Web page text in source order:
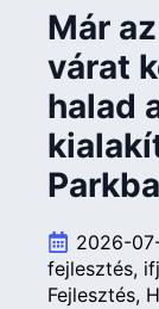
Már
várat
halad
2026-
fejlesztés
Fejlesztés